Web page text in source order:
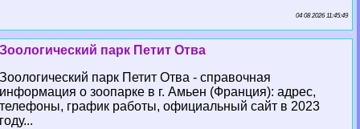
04 08 2026 11:45:49
Зоологический парк Петит Отва
Зоологический парк Петит Отва - справочная
информация о зоопарке в г. Амьен (Франция): адрес,
телефоны, график работы, официальный сайт в 2023
году...